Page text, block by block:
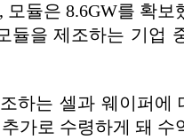
모듈은 8.6GW를 확보
듈을 제조하는 기업
하는 셀과 웨이퍼에
가로 수령하게 돼 수